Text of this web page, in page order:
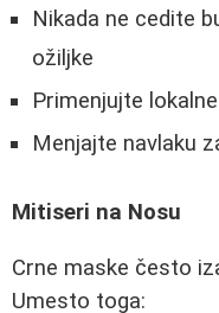
Nikada ne cedite
ožiljke
Primenjujte
Menjajte navlaku
Mitiseri na Nosu
Crne maske često
Umesto toga: